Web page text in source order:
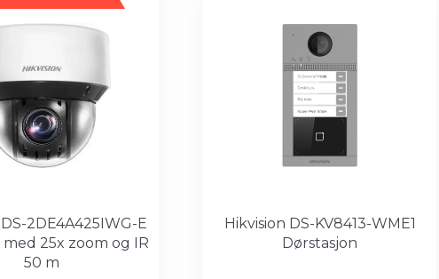
2DE4A425IWG-E
med 25x zoom og IR
50 m
Hikvision DS-KV8413-WME1
Dørstasjon